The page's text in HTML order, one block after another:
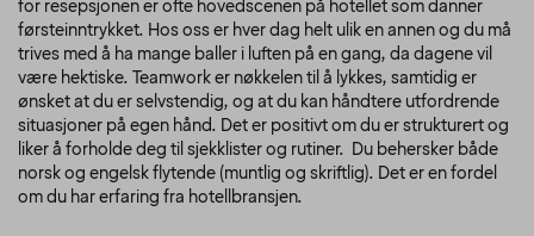
for resepsjonen er ofte hovedscenen på hotellet som danner
førsteinntrykket. Hos oss er hver dag helt ulik en annen og du må
trives med å ha mange baller i luften på en gang, da dagene vil
være hektiske. Teamwork er nøkkelen til å lykkes, samtidig er
ønsket at du er selvstendig, og at du kan håndtere utfordrende
situasjoner på egen hånd. Det er positivt om du er strukturert og
liker å forholde deg til sjekklister og rutiner. Du behersker både
norsk og engelsk flytende (muntlig og skriftlig). Det er en fordel
om du har erfaring fra hotellbransjen.